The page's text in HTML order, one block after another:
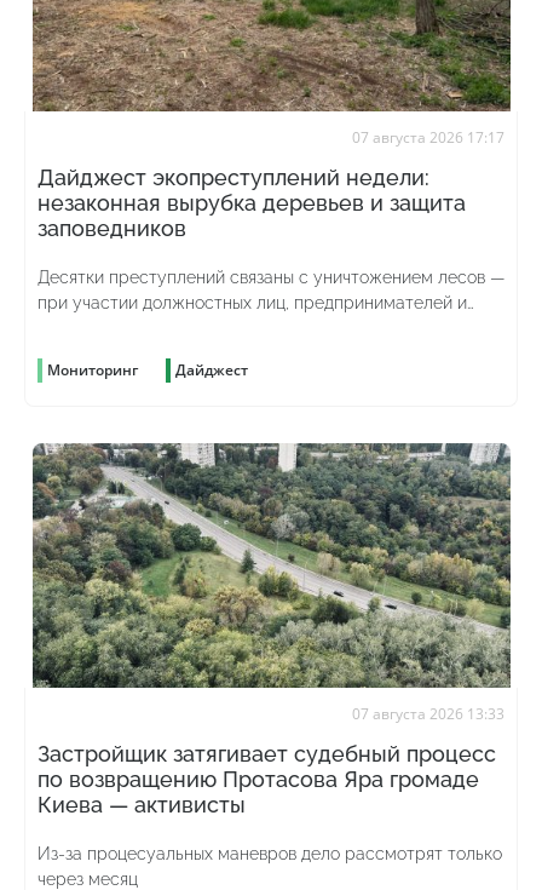
07 августа 2026 17:17
Дайджест экопреступлений недели:
незаконная вырубка деревьев и защита
заповедников
Десятки преступлений связаны с уничтожением лесов —
при участии должностных лиц, предпринимателей и
Мониторинг Дайджест
07 августа 2026 13:33
Застройщик затягивает судебный процесс
по возвращению Протасова Яра громаде
Киева — активисты
Из-за процесуальных маневров дело рассмотрят только
через месяц